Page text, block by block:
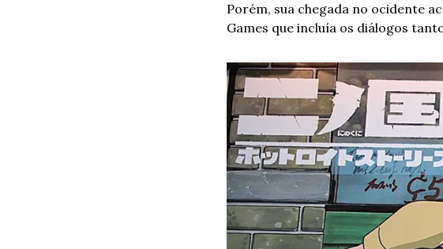
Porém, sua chegada no ocidente
Games que incluía os diálogos